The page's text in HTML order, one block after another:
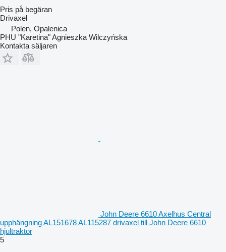
Pris på begäran
Drivaxel
Polen, Opalenica
PHU "Karetina" Agnieszka Wilczyńska
Kontakta säljaren
John Deere 6610 Axelhus Central
upphängning AL151678 AL115287 drivaxel till John Deere 6610
hjultraktor
5